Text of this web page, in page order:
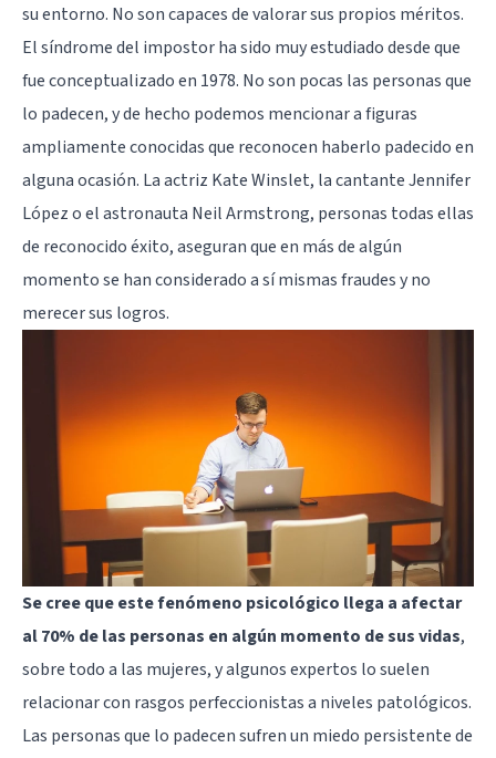
su entorno. No son capaces de valorar sus propios méritos.
El síndrome del impostor ha sido muy estudiado desde que
fue conceptualizado en 1978. No son pocas las personas que
lo padecen, y de hecho podemos mencionar a figuras
ampliamente conocidas que reconocen haberlo padecido en
alguna ocasión. La actriz Kate Winslet, la cantante Jennifer
López o el astronauta Neil Armstrong, personas todas ellas
de reconocido éxito, aseguran que en más de algún
momento se han considerado a sí mismas fraudes y no
merecer sus logros.
Se cree que este fenómeno psicológico llega a afectar
al 70% de las personas en algún momento de sus vidas,
sobre todo a las mujeres, y algunos expertos lo suelen
relacionar con rasgos perfeccionistas a niveles patológicos.
Las personas que lo padecen sufren un miedo persistente de